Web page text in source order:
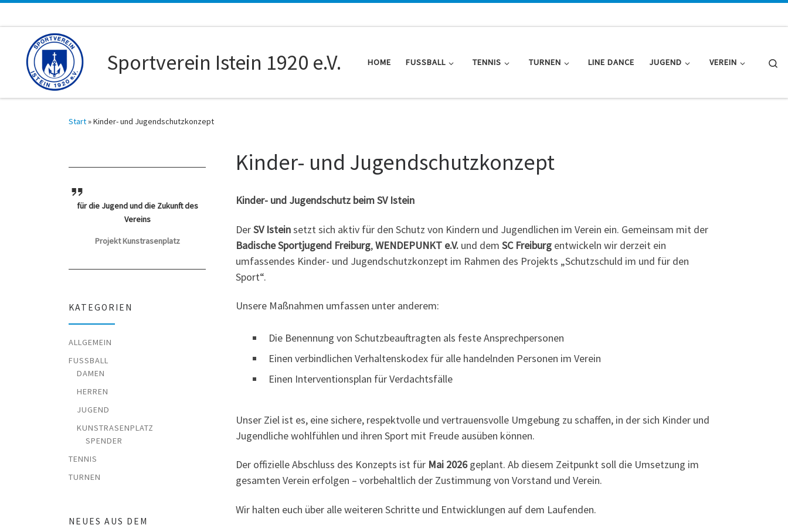
Sportverein Istein 1920 e.V. HOME FUSSBALL TENNIS TURNEN LINE DANCE JUGEND VEREIN
Start»Kinder- und Jugendschutzkonzept
Kinder- und Jugendschutzkonzept
Kinder- und Jugendschutz beim SV Istein
DerSV Isteinsetzt sich aktiv für den Schutz von Kindern und Jugendlichen im Verein ein. Gemeinsam mit der
Badische Sportjugend Freiburg,WENDEPUNKT e.V. und dem SC Freiburg entwickeln wir derzeit ein
umfassendes Kinder- und Jugendschutzkonzept im Rahmen des Projekts „Schutzschuld im und für den
Sport“.
Unsere Maßnahmen umfassen unter anderem:
Die Benennung von Schutzbeauftragten als feste Ansprechpersonen
Einen verbindlichen Verhaltenskodex für alle handelnden Personen im Verein
Einen Interventionsplan für Verdachtsfälle
Unser Ziel ist es, eine sichere, respektvolle und vertrauensvolle Umgebung zu schaffen, in der sich Kinder und
Jugendliche wohlfühlen und ihren Sport mit Freude ausüben können.
Der offizielle Abschluss des Konzepts ist für Mai 2026geplant. Ab diesem Zeitpunkt soll die Umsetzung im
gesamten Verein erfolgen – vorbehaltlich der Zustimmung von Vorstand und Verein.
Wir halten euch über alle weiteren Schritte und Entwicklungen auf dem Laufenden.
für die Jugend und die Zukunft des
Vereins
Projekt Kunstrasenplatz
KATEGORIEN
ALLGEMEIN
FUSSBALL
DAMEN
HERREN
JUGEND
KUNSTRASENPLATZ
SPENDER
TENNIS
TURNEN
NEUES AUS DEM